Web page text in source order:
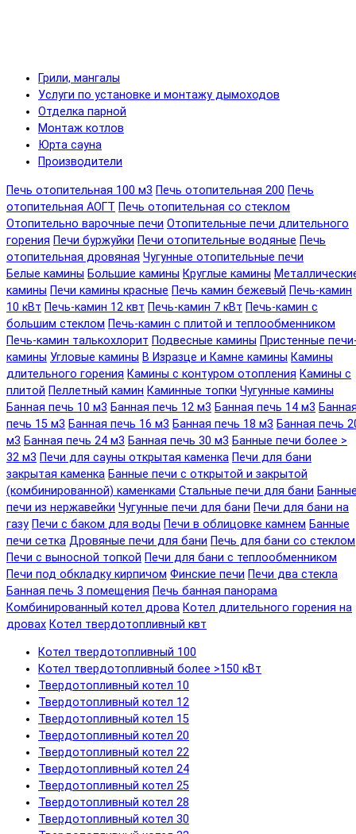
Грили, мангалы
Услуги по установке и монтажу дымоходов
Отделка парной
Монтаж котлов
Юрта сауна
Производители
Печь отопительная 100 м3 Печь отопительная 200 Печь
отопительная АОГТ Печь отопительная со стеклом
Отопительно варочные печи Отопительные печи длительного
горения Печи буржуйки Печи отопительные водяные Печь
отопительная дровяная Чугунные отопительные печи
Белые камины Большие камины Круглые камины
камины Печи камины красные Печь камин бежевый Печь-камин
10 кВт Печь-камин 12 квт Печь-камин 7 кВт Печь-камин с
большим стеклом Печь-камин с плитой и теплообменником
Печь-камин талькохлорит Подвесные камины Пристенные
камины Угловые камины В Изразце и Камне камины Камины
длительного горения Камины с контуром отопления Камины с
плитой Пеллетный камин Каминные топки Чугунные камины
Банная печь 10 м3 Банная печь 12 м3 Банная печь 14 м3
печь 15 м3 Банная печь 16 м3 Банная печь 18 м3 Банная печь
м3 Банная печь 24 м3 Банная печь 30 м3 Банные печи более >
32 м3 Печи для сауны открытая каменка Печи для бани
закрытая каменка Банные печи с открытой и закрытой
(комбинированной) каменками Стальные печи для бани
печи из нержавейки Чугунные печи для бани Печи для бани на
газу Печи с баком для воды Печи в облицовке камнем Банные
печи сетка Дровяные печи для бани Печь для бани со стеклом
Печи с выносной топкой Печи для бани с теплообменником
Печи под обкладку кирпичом Финские печи Печи два стекла
Банная печь 3 помещения Печь банная панорама
Комбинированный котел дрова Котел длительного горения на
дровах Котел твердотопливный квт
Котел твердотопливный 100
Котел твердотопливный более >150 кВт
Твердотопливный котел 10
Твердотопливный котел 12
Твердотопливный котел 15
Твердотопливный котел 20
Твердотопливный котел 22
Твердотопливный котел 24
Твердотопливный котел 25
Твердотопливный котел 28
Твердотопливный котел 30